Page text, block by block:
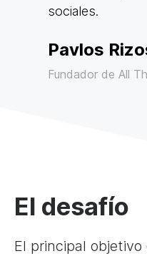
sociales.
Pavlos
Fundador de All
El desafío
El principal objetivo